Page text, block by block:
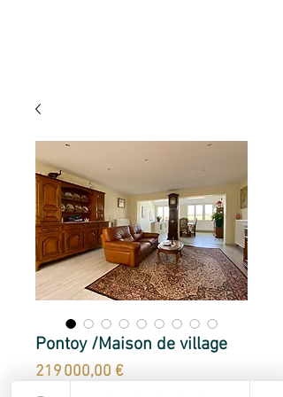
Pontoy /Maison de village
219 000,00 €Prix